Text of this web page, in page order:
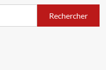
Rechercher